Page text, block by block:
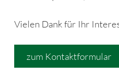
Vielen Dank für Ihr
zum Kontaktformular